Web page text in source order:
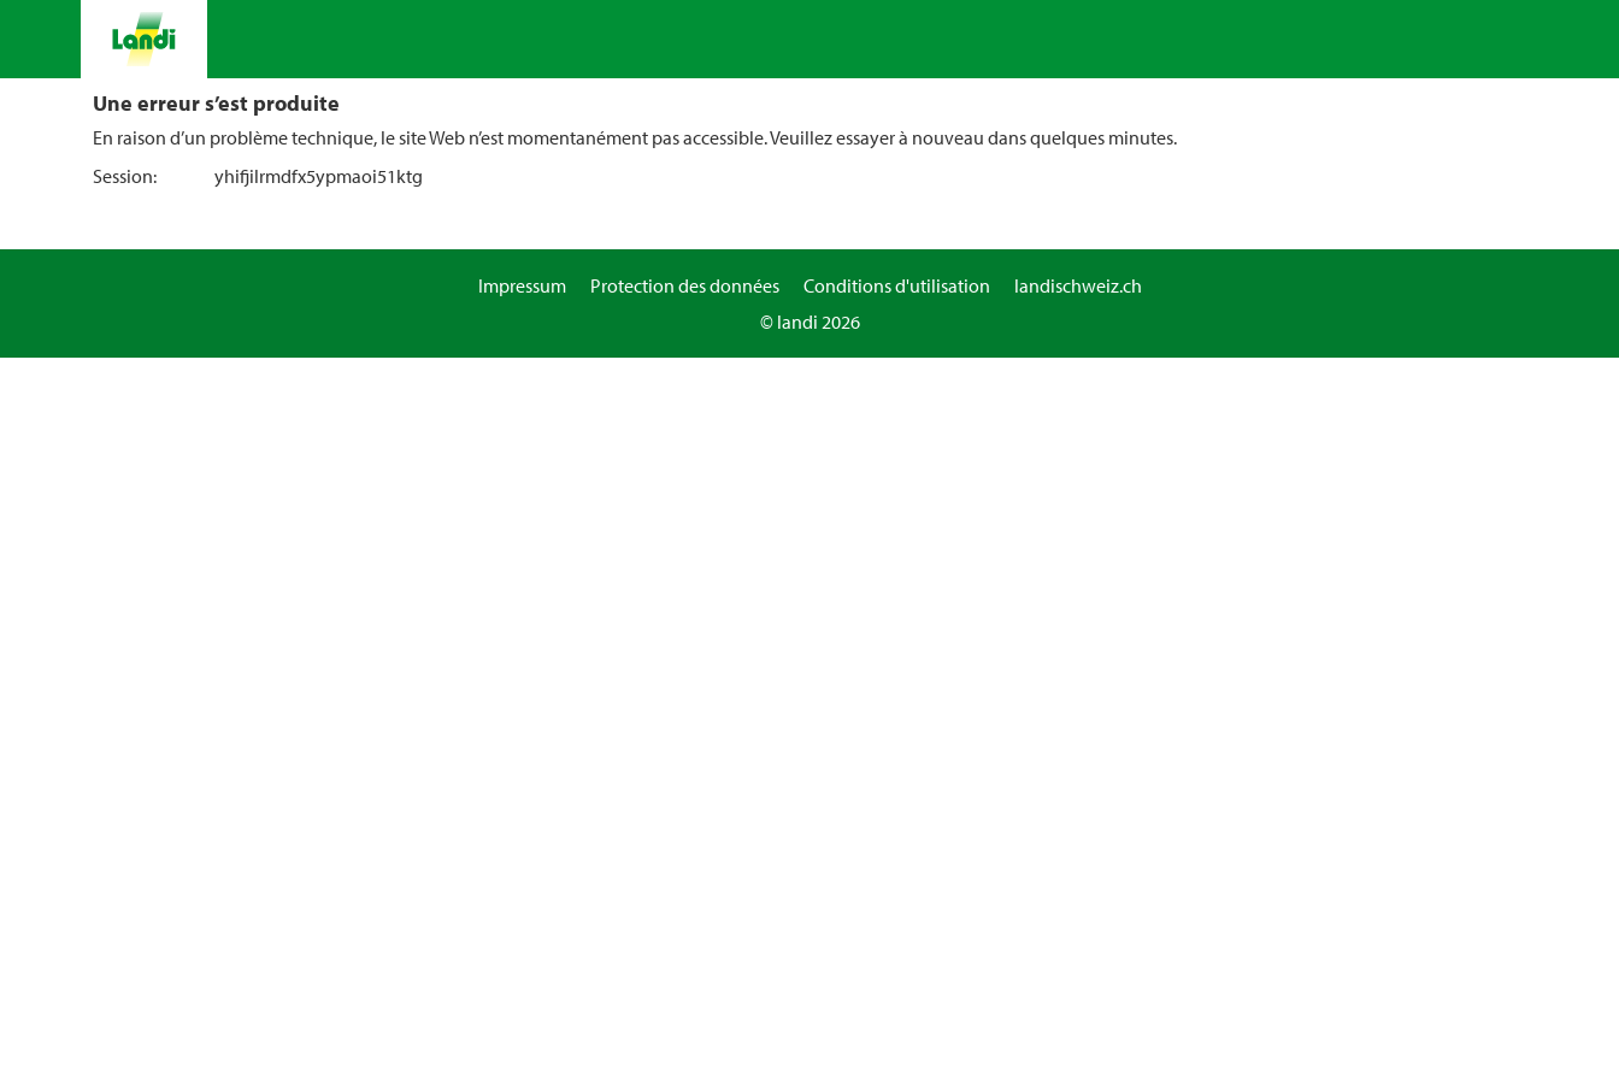
Une erreur s’est produite
En raison d’un problème technique, le site Web n’est momentanément pas accessible. Veuillez essayer à nouveau dans quelques minutes.
Session:
yhifjilrmdfx5ypmaoi51ktg
Impressum Protection des données Conditions d'utilisation
landischweiz.ch
© landi 2026